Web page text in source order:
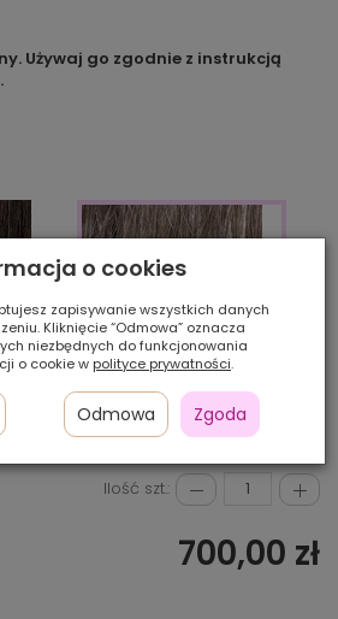
Używaj go zgodnie z instrukcją
M36s
Ilość szt.:
700,00 zł
o cookies
zapisywanie wszystkich danych
Kliknięcie “Odmowa” oznacza
niezbędnych do funkcjonowania
o cookie w polityce prywatności.
Odmowa Zgoda